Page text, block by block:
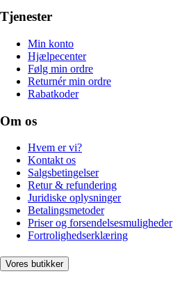
Tjenester
Min konto
Hjælpecenter
Følg min ordre
Returnér min ordre
Rabatkoder
Om os
Hvem er vi?
Kontakt os
Salgsbetingelser
Retur & refundering
Juridiske oplysninger
Betalingsmetoder
Priser og forsendelsesmuligheder
Fortrolighedserklæring
Vores butikker